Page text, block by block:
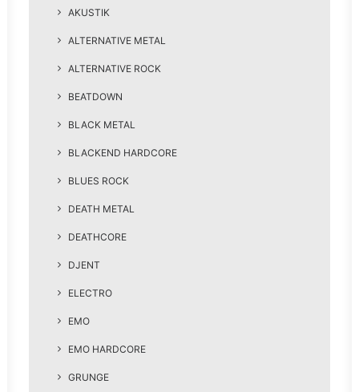
AKUSTIK
ALTERNATIVE METAL
ALTERNATIVE ROCK
BEATDOWN
BLACK METAL
BLACKEND HARDCORE
BLUES ROCK
DEATH METAL
DEATHCORE
DJENT
ELECTRO
EMO
EMO HARDCORE
GRUNGE